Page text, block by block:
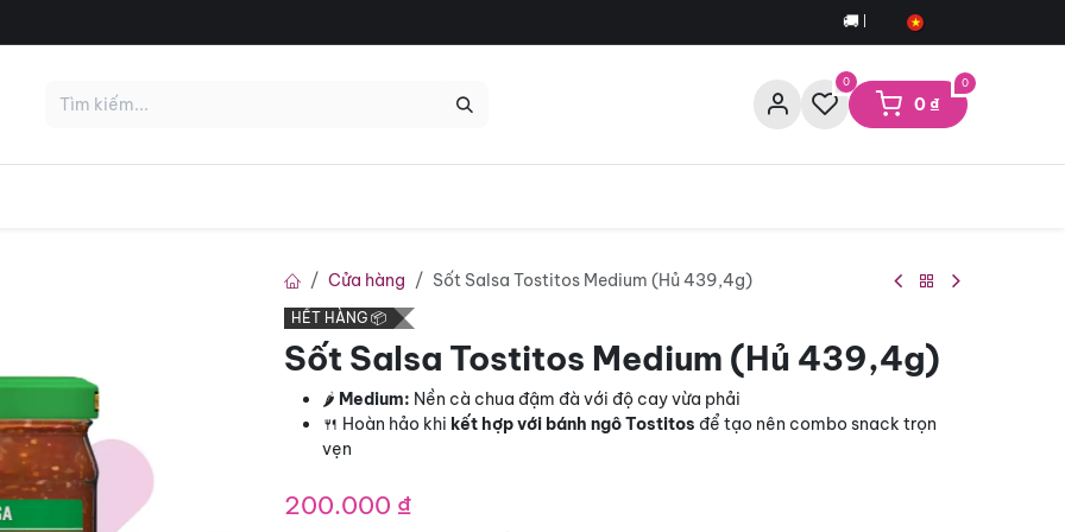
🚚 Miễn phí giao hàng cho đơn
0 0
0₫
KHỦNG 😱 HOT 🔥
Cửa hàng Sốt Salsa Tostitos Medium (Hủ 439,4g)
HẾT HÀNG 📦
Sốt Salsa Tostitos Medium (Hủ 439,4g)
🌶️ Medium: Nền cà chua đậm đà với độ cay vừa phải
🍴 Hoàn hảo khi kết hợp với bánh ngô Tostitos để tạo nên combo snack trọn
vẹn
200.000 ₫